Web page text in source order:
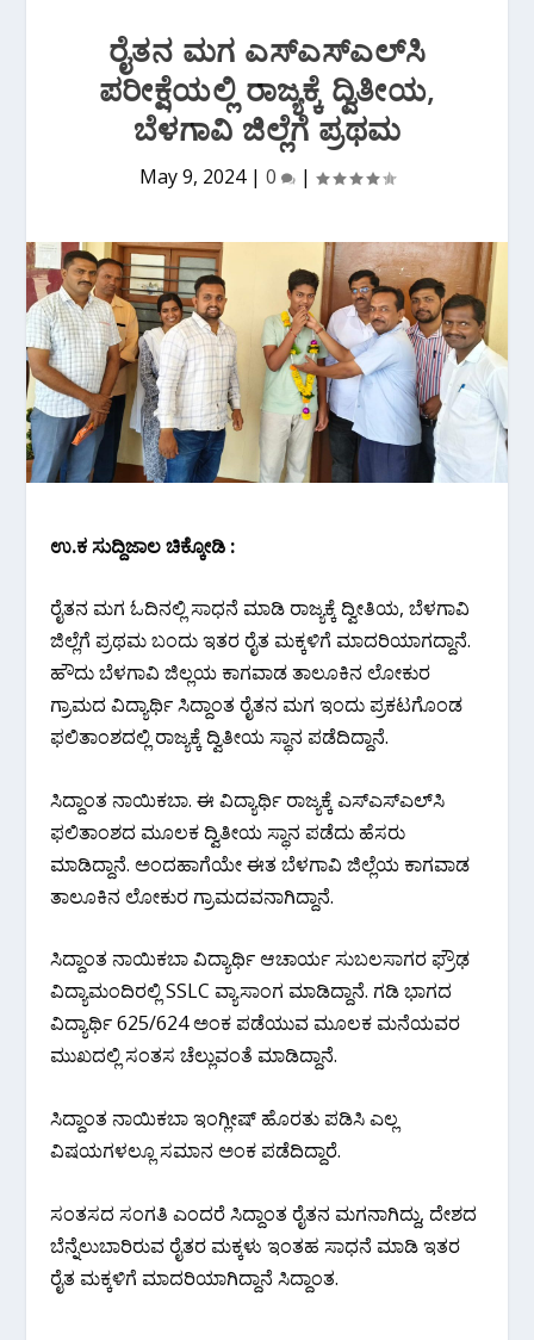
ರೈತನ ಮಗ ಎಸ್‌ಎಸ್‌ಎಲ್‌ಸಿ
ಪರೀಕ್ಷೆಯಲ್ಲಿ ರಾಜ್ಯಕ್ಕೆ ದ್ವಿತೀಯ,
ಬೆಳಗಾವಿ ಜಿಲ್ಲೆಗೆ ಪ್ರಥಮ
May 9, 2024| 0 |
ಉ.ಕ ಸುದ್ದಿಜಾಲ ಚಿಕ್ಕೋಡಿ :
ರೈತನ ಮಗ ಓದಿನಲ್ಲಿ ಸಾಧನೆ ಮಾಡಿ ರಾಜ್ಯಕ್ಕೆ ದ್ವೀತಿಯ, ಬೆಳಗಾವಿ
ಜಿಲ್ಲೆಗೆ ಪ್ರಥಮ ಬಂದು ಇತರ ರೈತ ಮಕ್ಕಳಿಗೆ ಮಾದರಿಯಾಗದ್ದಾನೆ.
ಹೌದು ಬೆಳಗಾವಿ ಜಿಲ್ಲಯ ಕಾಗವಾಡ ತಾಲೂಕಿನ ಲೋಕುರ
ಗ್ರಾಮದ ವಿದ್ಯಾರ್ಥಿ ಸಿದ್ದಾಂತ ರೈತನ ಮಗ ಇಂದು ಪ್ರಕಟಗೊಂಡ
ಫಲಿತಾಂಶದಲ್ಲಿ ರಾಜ್ಯಕ್ಕೆ ದ್ವಿತೀಯ ಸ್ಥಾನ ಪಡೆದಿದ್ದಾನೆ.
ಸಿದ್ದಾಂತ ನಾಯಿಕಬಾ. ಈ ವಿದ್ಯಾರ್ಥಿ ರಾಜ್ಯಕ್ಕೆ ಎಸ್​ಎಸ್​ಎಲ್​ಸಿ
ಫಲಿತಾಂಶದ ಮೂಲಕ ದ್ವಿತೀಯ ಸ್ಥಾನ ಪಡೆದು ಹೆಸರು
ಮಾಡಿದ್ದಾನೆ. ಅಂದಹಾಗೆಯೇ ಈತ ಬೆಳಗಾವಿ ಜಿಲ್ಲೆಯ ಕಾಗವಾಡ
ತಾಲೂಕಿನ ಲೋಕುರ ಗ್ರಾಮದವನಾಗಿದ್ದಾನೆ.
ಸಿದ್ದಾಂತ ನಾಯಿಕಬಾ ವಿದ್ಯಾರ್ಥಿ ಆಚಾರ್ಯ ಸುಬಲಸಾಗರ ಫ್ರೌಢ
ವಿದ್ಯಾಮಂದಿರಲ್ಲಿ SSLC ವ್ಯಾಸಾಂಗ ಮಾಡಿದ್ದಾನೆ. ಗಡಿ ಭಾಗದ
ವಿದ್ಯಾರ್ಥಿ 625/624 ಅಂಕ ಪಡೆಯುವ ಮೂಲಕ ಮನೆಯವರ
ಮುಖದಲ್ಲಿ ಸಂತಸ ಚೆಲ್ಲುವಂತೆ ಮಾಡಿದ್ದಾನೆ.
ಸಿದ್ದಾಂತ ನಾಯಿಕಬಾ ಇಂಗ್ಲೀಷ್ ಹೊರತು ಪಡಿಸಿ ಎಲ್ಲ
ವಿಷಯಗಳಲ್ಲೂ ಸಮಾನ ಅಂಕ ಪಡೆದಿದ್ದಾರೆ.
ಸಂತಸದ ಸಂಗತಿ ಎಂದರೆ ಸಿದ್ದಾಂತ ರೈತನ ಮಗನಾಗಿದ್ದು, ದೇಶದ
ಬೆನ್ನೆಲುಬಾರಿರುವ ರೈತರ ಮಕ್ಕಳು ಇಂತಹ ಸಾಧನೆ ಮಾಡಿ ಇತರ
ರೈತ ಮಕ್ಕಳಿಗೆ ಮಾದರಿಯಾಗಿದ್ದಾನೆ ಸಿದ್ದಾಂತ.